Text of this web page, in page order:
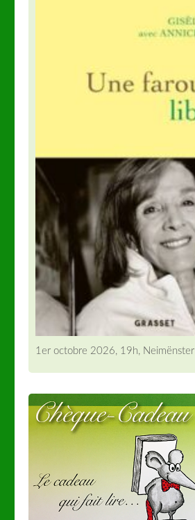
1er octobre 2026, 19h, Neimënster